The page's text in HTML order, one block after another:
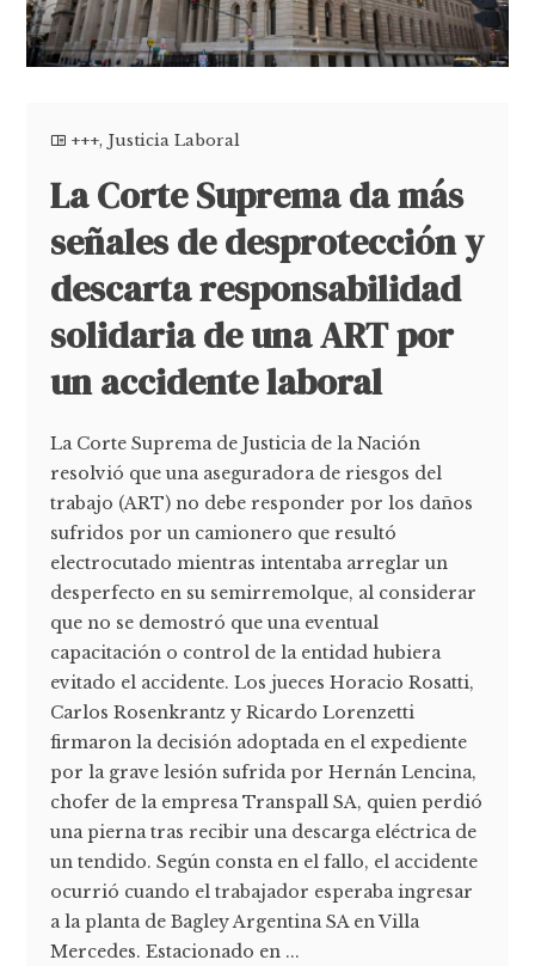
+++, Justicia Laboral
La Corte Suprema da más
señales de desprotección y
descarta responsabilidad
solidaria de una ART por
un accidente laboral
La Corte Suprema de Justicia de la Nación
resolvió que una aseguradora de riesgos del
trabajo (ART) no debe responder por los daños
sufridos por un camionero que resultó
electrocutado mientras intentaba arreglar un
desperfecto en su semirremolque, al considerar
que no se demostró que una eventual
capacitación o control de la entidad hubiera
evitado el accidente. Los jueces Horacio Rosatti,
Carlos Rosenkrantz y Ricardo Lorenzetti
firmaron la decisión adoptada en el expediente
por la grave lesión sufrida por Hernán Lencina,
chofer de la empresa Transpall SA, quien perdió
una pierna tras recibir una descarga eléctrica de
un tendido. Según consta en el fallo, el accidente
ocurrió cuando el trabajador esperaba ingresar
a la planta de Bagley Argentina SA en Villa
Mercedes. Estacionado en ...